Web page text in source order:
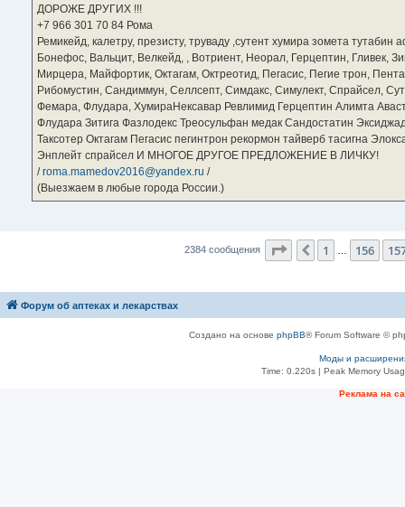
ДОРОЖЕ ДРУГИХ !!!
‪+7 966 301 70 84‬ Рома
Ремикейд, калетру, презисту, труваду ,сутент хумира зомета
Бонефос, Вальцит, Велкейд, , Вотриент, Неорал, Герцептин, Гливек,
Мирцера, Майфортик, Октагам, Октреотид, Пегасис, Пегие трон,
Рибомустин, Сандиммун, Селлсепт, Симдакс, Симулект, Спрайсел,
Фемара, Флудара, ХумираНексавар Ревлимид Герцептин Алимта
Флудара Зитига Фазлодекс Треосульфан медак Сандостатин
Таксотер Октагам Пегасис пегинтрон рекормон тайверб тасигна
Энплейт спрайсел И МНОГОЕ ДРУГОЕ ПРЕДЛОЖЕНИЕ В ЛИЧКУ!
/roma.mamedov2016@yandex.ru /
(Выезжаем в любые города России.)
2384 сообщения Страница 158из
Пред.
1 156
Форум об аптеках и лекарствах
Создано на основе phpBB® Forum Software ©
Моды и
Time: 0.220s| Peak Memory
Рeклама на